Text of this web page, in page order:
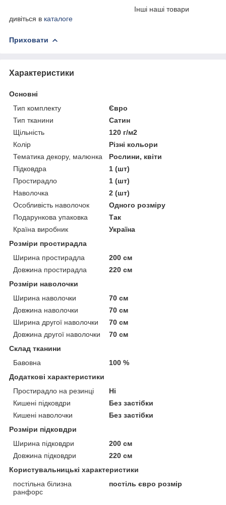
Інші наші товари
дивіться в каталоге
Приховати
Характеристики
Основні
Тип комплекту
Євро
Тип тканини
Сатин
Щільність
120 г/м2
Колір
Різні кольори
Тематика декору, малюнка
Рослини, квіти
Підковдра
1 (шт)
Простирадло
1 (шт)
Наволочка
2 (шт)
Особливість наволочок
Одного розміру
Подарункова упаковка
Так
Країна виробник
Україна
Розміри простирадла
Ширина простирадла
200 см
Довжина простирадла
220 см
Розміри наволочки
Ширина наволочки
70 см
Довжина наволочки
70 см
Ширина другої наволочки
70 см
Довжина другої наволочки
70 см
Склад тканини
Бавовна
100 %
Додаткові характеристики
Простирадло на резинці
Ні
Кишені підковдри
Без застібки
Кишені наволочки
Без застібки
Розміри підковдри
Ширина підковдри
200 см
Довжина підковдри
220 см
Користувальницькі характеристики
постільна білизна
ранфорс
постіль євро розмір